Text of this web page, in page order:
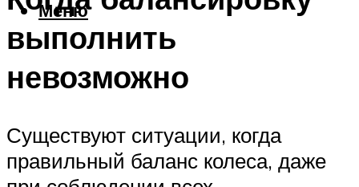
Меню
выполнить
невозможно
Существуют ситуации, когда
правильный баланс колеса, даже